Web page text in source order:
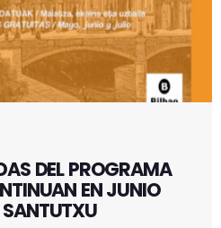
DEL PROGRAMA
EN JUNIO
SANTUTXU